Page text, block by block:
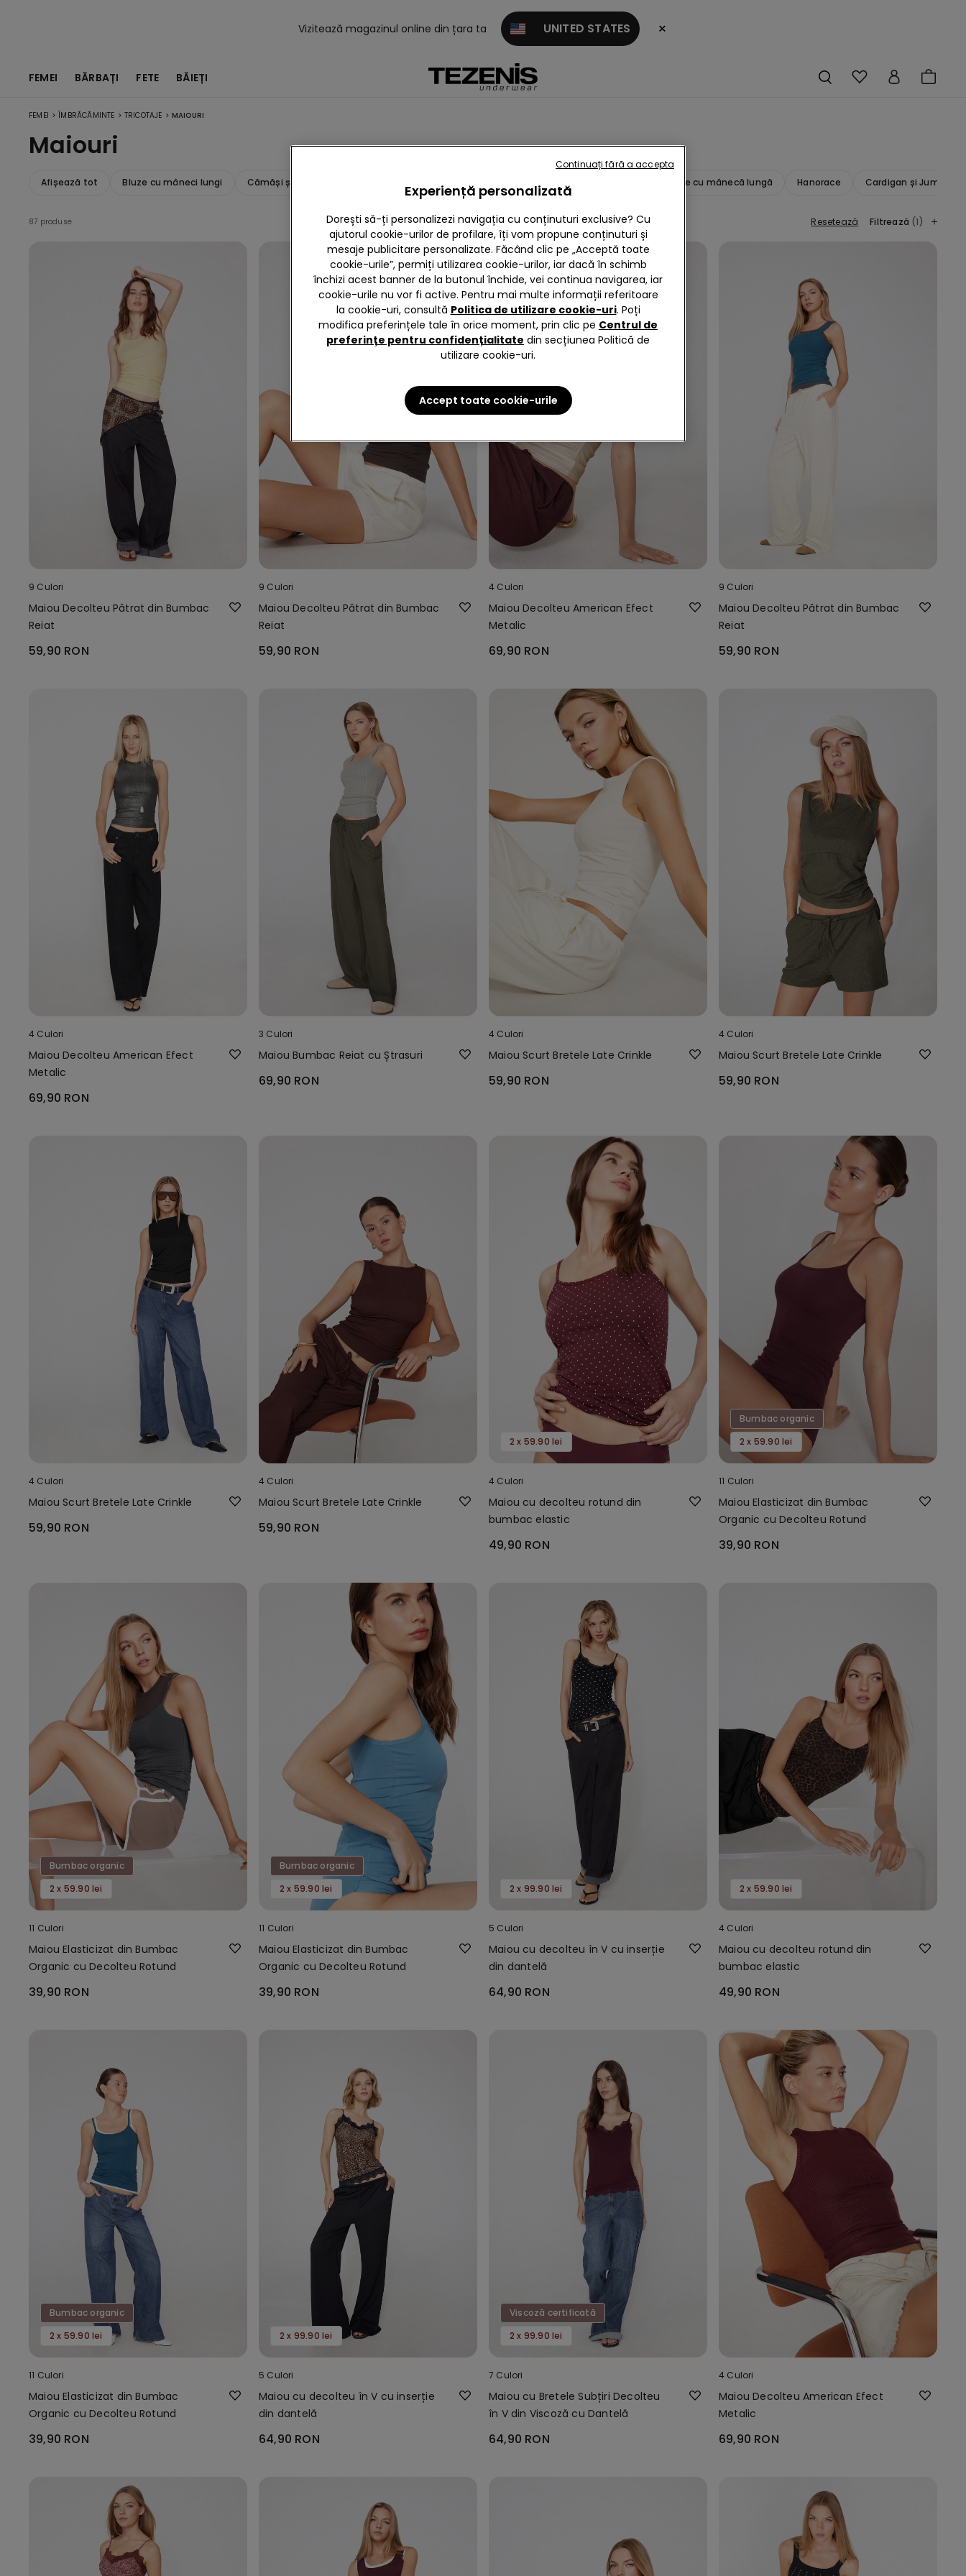
Vizitează magazinul online din țara ta UNITED STATES ×
FEMEI BĂRBAȚI FETE BĂIEȚI
FEMEI > ÎMBRĂCĂMINTE > TRICOTAJE > MAIOURI
Maiouri
Afișează tot Bluze cu mâneci lungi Cămăși și maiouri cu sutien integrat Bluze cu mânecă lungă Hanorace Cardigan și Jumper
87 produse Resetează Filtrează (1)
9 Culori
Maiou Decolteu Pătrat din Bumbac
Reiat
59,90 RON
9 Culori
Maiou Decolteu Pătrat din Bumbac
Reiat
59,90 RON
4 Culori
Maiou Decolteu American Efect
Metalic
69,90 RON
9 Culori
Maiou Decolteu Pătrat din Bumbac
Reiat
59,90 RON
4 Culori
Maiou Decolteu American Efect
Metalic
69,90 RON
3 Culori
Maiou Bumbac Reiat cu Ștrasuri
69,90 RON
4 Culori
Maiou Scurt Bretele Late Crinkle
59,90 RON
4 Culori
Maiou Scurt Bretele Late Crinkle
59,90 RON
4 Culori
Maiou Scurt Bretele Late Crinkle
59,90 RON
4 Culori
Maiou Scurt Bretele Late Crinkle
59,90 RON
2 x 59.90 lei
4 Culori
Maiou cu decolteu rotund din
bumbac elastic
49,90 RON
Bumbac organic
2 x 59.90 lei
11 Culori
Maiou Elasticizat din Bumbac
Organic cu Decolteu Rotund
39,90 RON
Bumbac organic
2 x 59.90 lei
11 Culori
Maiou Elasticizat din Bumbac
Organic cu Decolteu Rotund
39,90 RON
Bumbac organic
2 x 59.90 lei
11 Culori
Maiou Elasticizat din Bumbac
Organic cu Decolteu Rotund
39,90 RON
2 x 99.90 lei
5 Culori
Maiou cu ​​decolteu în ​​V cu inserție
din dantelă
64,90 RON
2 x 59.90 lei
4 Culori
Maiou cu decolteu rotund din
bumbac elastic
49,90 RON
Bumbac organic
2 x 59.90 lei
11 Culori
Maiou Elasticizat din Bumbac
Organic cu Decolteu Rotund
39,90 RON
2 x 99.90 lei
5 Culori
Maiou cu ​​decolteu în ​​V cu inserție
din dantelă
64,90 RON
Viscoză certificată
2 x 99.90 lei
7 Culori
Maiou cu Bretele Subțiri Decolteu
în V din Viscoză cu Dantelă
64,90 RON
4 Culori
Maiou Decolteu American Efect
Metalic
69,90 RON
Experiență personalizată
Dorești să-ți personalizezi navigația cu conținuturi exclusive? Cu
ajutorul cookie-urilor de profilare, îți vom propune conținuturi și
mesaje publicitare personalizate. Făcând clic pe „Acceptă toate
cookie-urile”, permiți utilizarea cookie-urilor, iar dacă în schimb
închizi acest banner de la butonul închide, vei continua navigarea, iar
cookie-urile nu vor fi active. Pentru mai multe informații referitoare
la cookie-uri, consultă Politica de utilizare cookie-uri. Poți
modifica preferințele tale în orice moment, prin clic pe Centrul de
preferințe pentru confidențialitate din secțiunea Politică de
utilizare cookie-uri.
Accept toate cookie-urile
Continuați fără a accepta